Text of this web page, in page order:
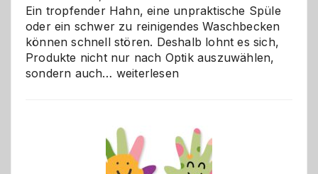
Ein tropfender Hahn, eine unpraktische Spüle
oder ein schwer zu reinigendes Waschbecken
können schnell stören. Deshalb lohnt es sich,
Produkte nicht nur nach Optik auszuwählen,
sondern auch… Bad
besser
verstehen
weiterlesen